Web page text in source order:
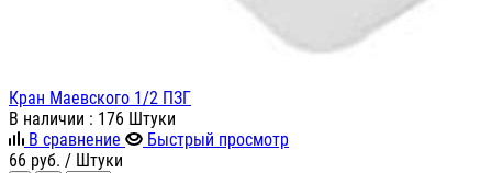
Кран Маевского 1/2 ПЗГ
В наличии : 176 Штуки
В сравнение
Быстрый просмотр
66 руб. / Штуки